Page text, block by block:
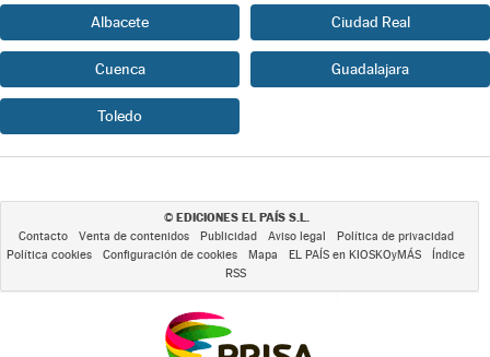
Albacete Ciudad Real
Cuenca Guadalajara
Toledo
© EDICIONES EL PAÍS S.L.
Contacto Venta de contenidos Publicidad Aviso legal
Política de privacidad
Política cookies
Configuración de cookies Mapa EL PAÍS en KIOSKOyMÁS
Índice
RSS